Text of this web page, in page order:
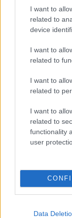
I want to
related to
device
I want to
related to
I want to
related to
I want to
related to
functionality
user
Data
17.15 Βόλος
19.30 Λαμία
Βαθμολογία